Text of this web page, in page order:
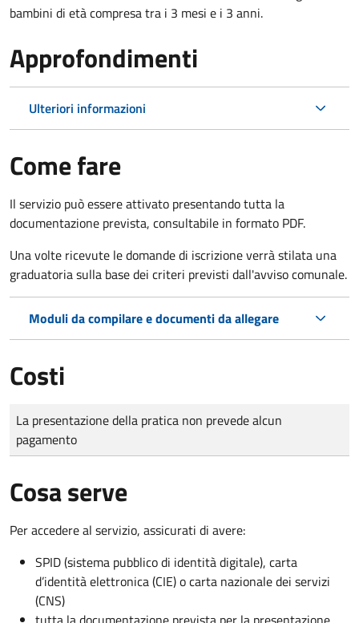
bambini di età compresa tra i 3 mesi e i 3 anni.
Approfondimenti
Ulteriori informazioni
Come fare
Il servizio può essere attivato presentando tutta la
documentazione prevista, consultabile in formato PDF.
Una volte ricevute le domande di iscrizione verrà stilata una
graduatoria sulla base dei criteri previsti dall'avviso comunale.
Moduli da compilare e documenti da allegare
Costi
Tipo di pagamento
Importo
La presentazione della pratica non prevede alcun
pagamento
Cosa serve
Per accedere al servizio, assicurati di avere:
SPID (sistema pubblico di identità digitale), carta
d’identità elettronica (CIE) o carta nazionale dei servizi
(CNS)